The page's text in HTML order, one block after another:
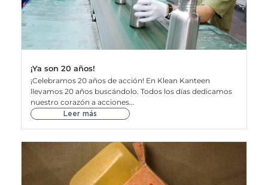
¡Ya son 20 años!
¡Celebramos 20 años de acción! En Klean Kanteen
llevamos 20 años buscándolo. Todos los días dedicamos
nuestro corazón a acciones...
Leer más